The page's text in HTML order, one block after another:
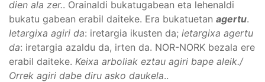
dien ala zer.. Orainaldi bukatugabean eta lehenaldi
bukatu gabean erabil daiteke. Era bukatuetan agertu.
Ietargixa agiri da: iretargia ikusten da; ietargixa agertu
da: iretargia azaldu da, irten da. NOR-NORK bezala ere
erabil daiteke. Keixa arboliak eztau agiri bape aleik./
Orrek agiri dabe diru asko daukela..